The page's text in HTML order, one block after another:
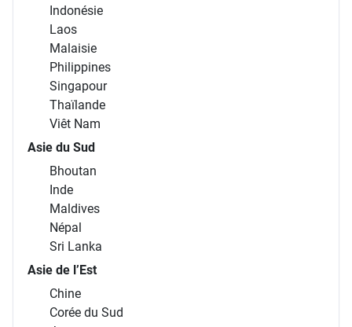
Indonésie
Laos
Malaisie
Philippines
Singapour
Thaïlande
Viêt Nam
Asie du Sud
Bhoutan
Inde
Maldives
Népal
Sri Lanka
Asie de l’Est
Chine
Corée du Sud